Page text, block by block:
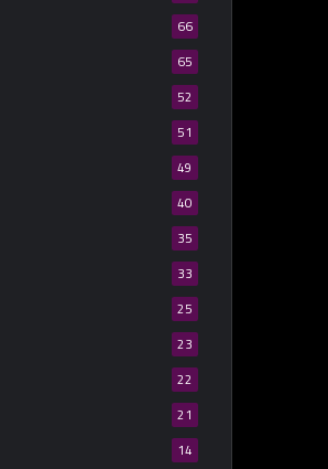
66
65
52
51
49
40
35
33
25
23
22
21
14